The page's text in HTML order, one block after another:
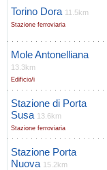
Torino Dora 11.5km
Stazione ferroviaria
Mole Antonelliana
13.3km
Edificio/i
Stazione di Porta
Susa 13.6km
Stazione ferroviaria
Stazione Porta
Nuova 15.2km